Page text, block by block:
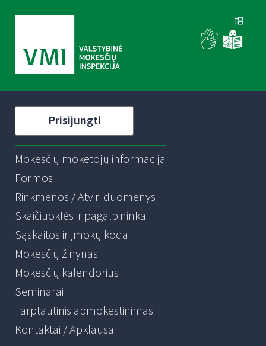
Prisijungti
Mokesčių mokėtojų informacija
Formos
Rinkmenos / Atviri duomenys
Skaičiuoklės ir pagalbininkai
Sąskaitos ir įmokų kodai
Mokesčių žinynas
Mokesčių kalendorius
Seminarai
Tarptautinis apmokestinimas
Kontaktai / Apklausa